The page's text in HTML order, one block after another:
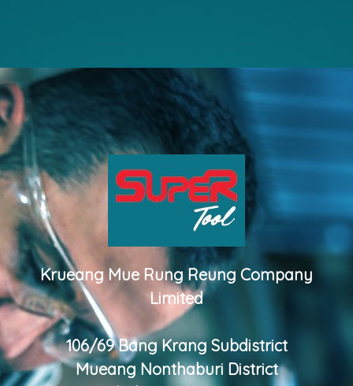
Krueang Mue Rung Reung Company
Limited
106/69 Bang Krang Subdistrict
Mueang Nonthaburi District